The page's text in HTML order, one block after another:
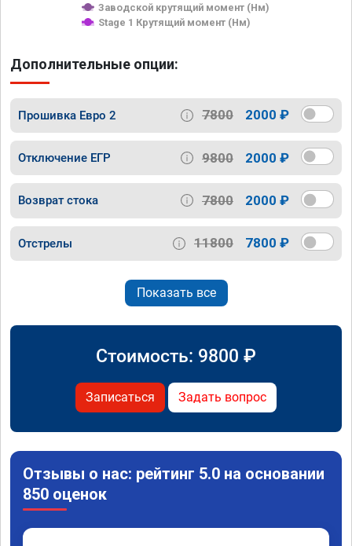
Заводской крутящий момент (Нм)
Stage 1 Крутящий момент (Нм)
Дополнительные опции:
Прошивка Евро 2 7800 2000 ₽
Отключение ЕГР 9800 2000 ₽
Возврат стока 7800 2000 ₽
Отстрелы 11800 7800 ₽
Показать все
Стоимость: 9800 ₽
Записаться Задать вопрос
Отзывы о нас: рейтинг 5.0 на основании
850 оценок